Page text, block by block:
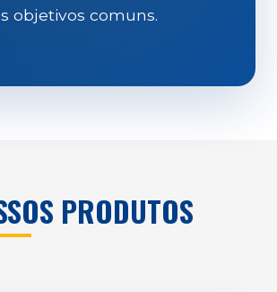
objetivos comuns.
PRODUTOS